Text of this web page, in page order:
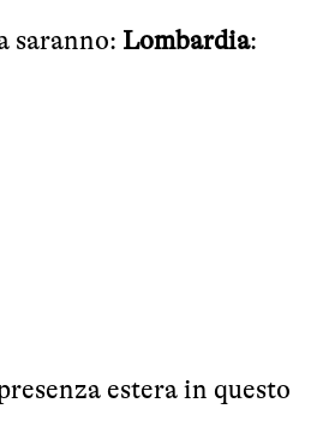
saranno: Lombardia:
estera in questo